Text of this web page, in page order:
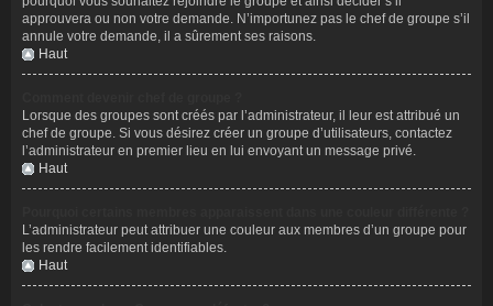
approuvera ou non votre demande. N’importunez pas le chef de groupe s’il
annule votre demande, il a sûrement ses raisons.
Haut
Lorsque des groupes sont créés par l’administrateur, il leur est attribué un
chef de groupe. Si vous désirez créer un groupe d’utilisateurs, contactez
l’administrateur en premier lieu en lui envoyant un message privé.
Haut
L’administrateur peut attribuer une couleur aux membres d’un groupe pour
les rendre facilement identifiables.
Haut